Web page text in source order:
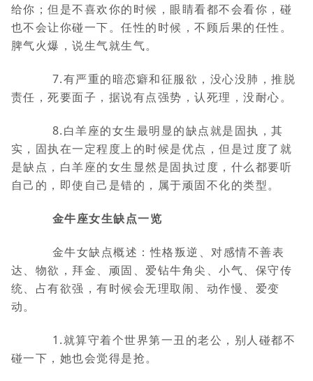
给你；但是不喜欢你的时候，眼睛看都不会看你，碰
也不会让你碰一下。任性的时候，不顾后果的任性。
脾气火爆，说生气就生气。
7.有严重的暗恋癖和征服欲，没心没肺，推脱
责任，死要面子，据说有点强势，认死理，没耐心。
8.白羊座的女生最明显的缺点就是固执，其
实，固执在一定程度上的时候是优点，但是过度了就
是缺点，白羊座的女生显然是固执过度，什么都要听
自己的，即使自己是错的，属于顽固不化的类型。
金牛座女生缺点一览
金牛女缺点概述：性格叛逆、对感情不善表
达、物欲，拜金、顽固、爱钻牛角尖、小气、保守传
统、占有欲强，有时候会无理取闹、动作慢、爱变
动。
1.就算守着个世界第一丑的老公，别人碰都不
碰一下，她也会觉得是抢。